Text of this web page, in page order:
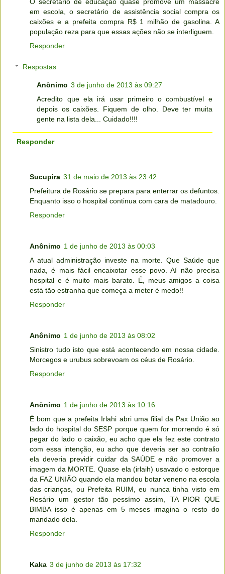
O secretário de educação quase promove um massacre
em escola, o secretário de assistência social compra os
caixões e a prefeita compra R$ 1 milhão de gasolina. A
população reza para que essas ações não se interliguem.
Responder
Respostas
Anônimo 3 de junho de 2013 às 09:27
Acredito que ela irá usar primeiro o combustível e
depois os caixões. Fiquem de olho. Deve ter muita
gente na lista dela... Cuidado!!!!
Responder
Sucupira 31 de maio de 2013 às 23:42
Prefeitura de Rosário se prepara para enterrar os defuntos.
Enquanto isso o hospital continua com cara de matadouro.
Responder
Anônimo 1 de junho de 2013 às 00:03
A atual administração investe na morte. Que Saúde que
nada, é mais fácil encaixotar esse povo. Aí não precisa
hospital e é muito mais barato. É, meus amigos a coisa
está tão estranha que começa a meter é medo!!
Responder
Anônimo 1 de junho de 2013 às 08:02
Sinistro tudo isto que está acontecendo em nossa cidade.
Morcegos e urubus sobrevoam os céus de Rosário.
Responder
Anônimo 1 de junho de 2013 às 10:16
É bom que a prefeita Irlahi abri uma filial da Pax União ao
lado do hospital do SESP porque quem for morrendo é só
pegar do lado o caixão, eu acho que ela fez este contrato
com essa intenção, eu acho que deveria ser ao contralio
ela deveria previdir cuidar da SAÚDE e não promover a
imagem da MORTE. Quase ela (irlaih) usavado o estorque
da FAZ UNIÃO quando ela mandou botar veneno na escola
das crianças, ou Prefeita RUIM, eu nunca tinha visto em
Rosário um gestor tão pessímo assim, TA PIOR QUE
BIMBA isso é apenas em 5 meses imagina o resto do
mandado dela.
Responder
Kaka 3 de junho de 2013 às 17:32